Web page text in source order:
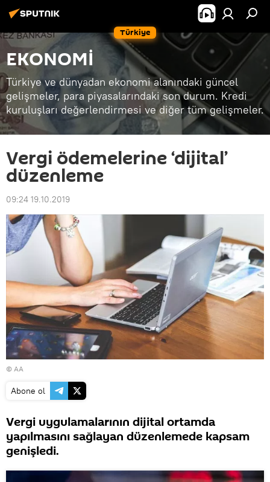
Türkiye
EKONOMİ
Türkiye ve dünyadan ekonomi alanındaki güncel
gelişmeler, para piyasalarındaki son durum. Kredi
kuruluşları değerlendirmesi ve diğer tüm gelişmeler.
Vergi ödemelerine ‘dijital’
düzenleme
09:24 19.10.2019
© AA
Abone ol
Vergi uygulamalarının dijital ortamda
yapılmasını sağlayan düzenlemede kapsam
genişledi.